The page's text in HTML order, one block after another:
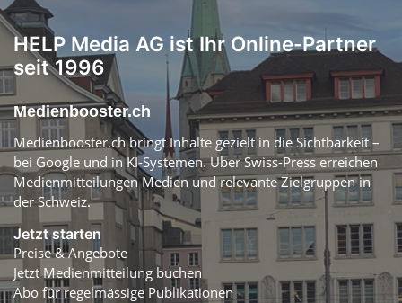
HELP Media AG ist Ihr Online-Partner
seit 1996
Medienbooster.ch
Medienbooster.ch bringt Inhalte gezielt in die Sichtbarkeit –
bei Google und in KI-Systemen. Über Swiss-Press erreichen
Medienmitteilungen Medien und relevante Zielgruppen in
der Schweiz.
Jetzt starten
Preise & Angebote
Jetzt Medienmitteilung buchen
Abo für regelmässige Publikationen